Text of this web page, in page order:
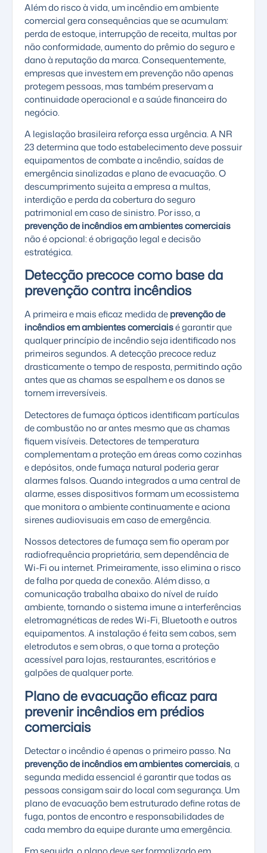
Além do risco à vida, um incêndio em ambiente
comercial gera consequências que se acumulam:
perda de estoque, interrupção de receita, multas por
não conformidade, aumento do prêmio do seguro e
dano à reputação da marca. Consequentemente,
empresas que investem em prevenção não apenas
protegem pessoas, mas também preservam a
continuidade operacional e a saúde financeira do
negócio.
A legislação brasileira reforça essa urgência. A NR
23determina que todo estabelecimento deve possuir
equipamentos de combate a incêndio, saídas de
emergência sinalizadas e plano de evacuação. O
descumprimento sujeita a empresa a multas,
interdição e perda da cobertura do seguro
patrimonial em caso de sinistro. Por isso, a
prevenção de incêndios em ambientes comerciais
não é opcional: é obrigação legal e decisão
estratégica.
Detecção precoce como base da
prevenção contra incêndios
A primeira e mais eficaz medida deprevenção de
incêndios em ambientes comerciaisé garantir que
qualquer princípio de incêndio seja identificado nos
primeiros segundos. Adetecção precocereduz
drasticamente o tempo de resposta, permitindo ação
antes que as chamas se espalhem e os danos se
tornem irreversíveis.
Detectores de fumaça ópticos identificam partículas
de combustão no ar antes mesmo que as chamas
fiquem visíveis. Detectores de temperatura
complementam a proteção em áreas como cozinhas
e depósitos, onde fumaça natural poderia gerar
alarmes falsos. Quando integrados a uma central de
alarme, esses dispositivos formam um ecossistema
que monitora o ambiente continuamente e aciona
sirenes audiovisuais em caso de emergência.
Nossosdetectores de fumaça sem fiooperam por
radiofrequência proprietária, sem dependência de
Wi-Fi ou internet. Primeiramente, isso elimina o risco
de falha por queda de conexão. Além disso, a
comunicação trabalha abaixo do nível de ruído
ambiente, tornando o sistema imune a interferências
eletromagnéticas de redes Wi-Fi, Bluetooth e outros
equipamentos. A instalação é feita sem cabos, sem
eletrodutos e sem obras, o que torna a proteção
acessível para lojas, restaurantes, escritórios e
galpões de qualquer porte.
Plano de evacuação eficaz para
prevenir incêndios em prédios
comerciais
Detectar o incêndio é apenas o primeiro passo. Na
prevenção de incêndios em ambientes comerciais, a
segunda medida essencial é garantir que todas as
pessoas consigam sair do local com segurança. Um
plano de evacuação bem estruturado define rotas de
fuga, pontos de encontro e responsabilidades de
cada membro da equipe durante uma emergência.